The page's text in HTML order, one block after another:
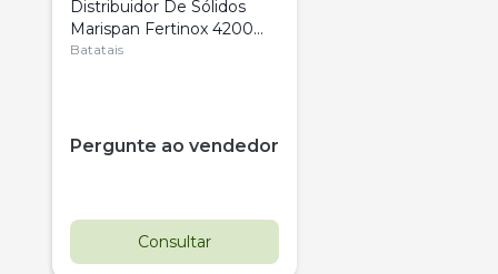
Distribuidor De Sólidos
Marispan Fertinox 4200
Citrus
Batatais
Pergunte ao vendedor
Consultar